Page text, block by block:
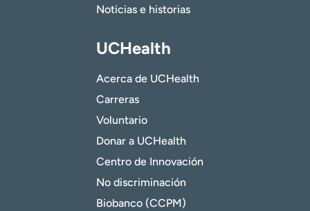
Noticias e historias
UCHealth
Acerca de UCHealth
Carreras
Voluntario
Donar a UCHealth
Centro de Innovación
No discriminación
Biobanco (CCPM)